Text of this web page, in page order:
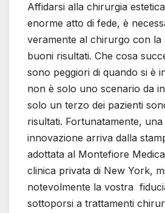
Affidarsi alla chirurgia
enorme atto di fede, è
veramente al chirurgo con la
buoni risultati. Che cosa
sono peggiori di quando si è
non è solo uno scenario da
solo un terzo dei pazienti
risultati. Fortunatamente,
innovazione arriva dalla
adottata al Montefiore
clinica privata di New York,
notevolmente la vostra
sottoporsi a trattamenti